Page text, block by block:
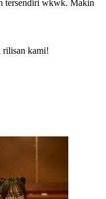
tersendiri wkwk. Makin
rilisan kami!